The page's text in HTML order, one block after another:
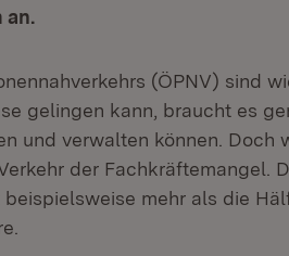
an.
(ÖPNV) sind
gelingen kann, braucht es
und verwalten können. Doch
der Fachkräftemangel.
mehr als die